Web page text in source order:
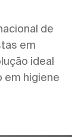
de
em
ideal
em higiene